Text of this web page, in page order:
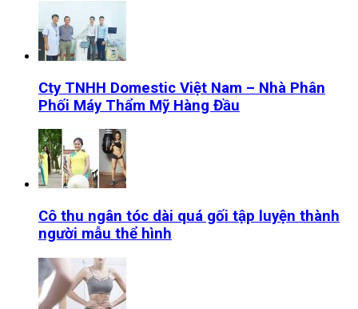
Cty TNHH Domestic Việt Nam – Nhà Phân
Phối Máy Thẩm Mỹ Hàng Đầu
Cô thu ngân tóc dài quá gối tập luyện thành
người mẫu thể hình